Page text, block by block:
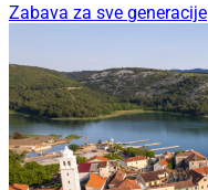
Zabava za sve generacije